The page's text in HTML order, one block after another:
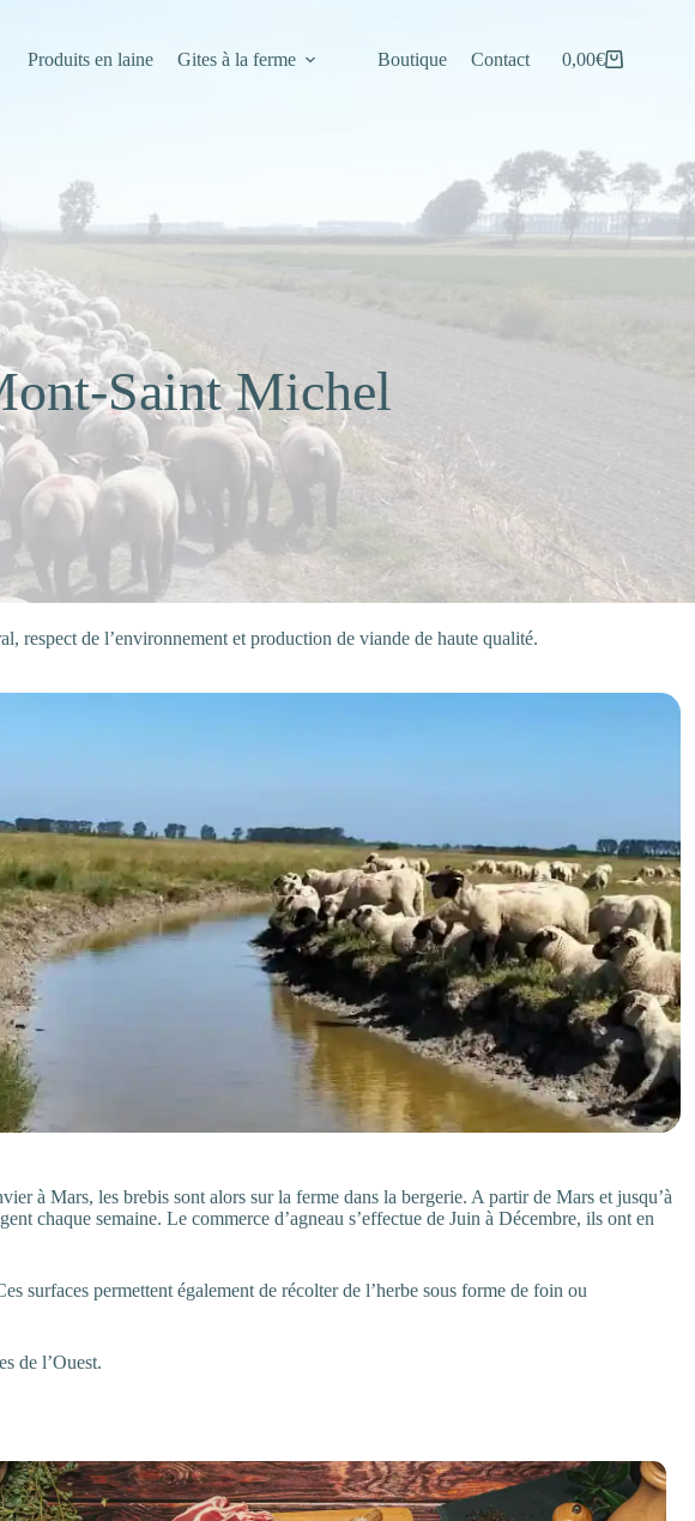
Produits en laine Gites à la ferme Boutique Contact
Panier
0,00€
Saint Michel
respect de l’environnement et production de viande de haute qualité.
à Mars, les brebis sont alors sur la ferme dans la bergerie. A partir de Mars et jusqu’à
chaque semaine. Le commerce d’agneau s’effectue de Juin à Décembre, ils ont en
surfaces permettent également de récolter de l’herbe sous forme de foin ou
de l’Ouest.